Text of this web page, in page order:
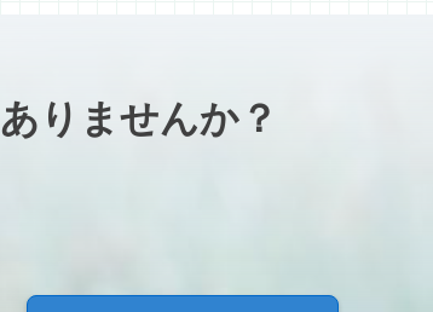
ありませんか？